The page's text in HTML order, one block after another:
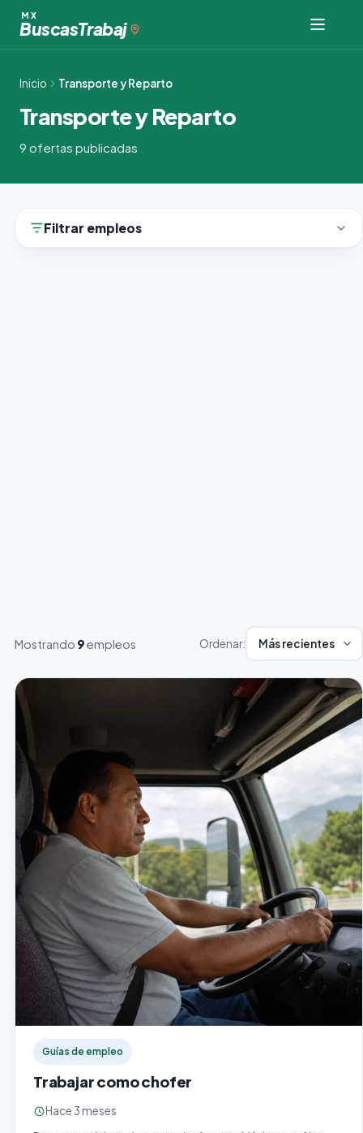
contenido
MX
BuscasTrabaj
Inicio Transporte y Reparto
Transporte y Reparto
9 ofertas publicadas
Filtrar empleos
Mostrando 9empleos Ordenar:
Guías de empleo
Trabajar como chofer
Hace 3 meses